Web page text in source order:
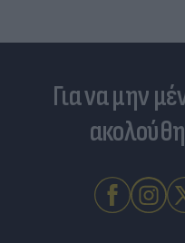
Για να μην